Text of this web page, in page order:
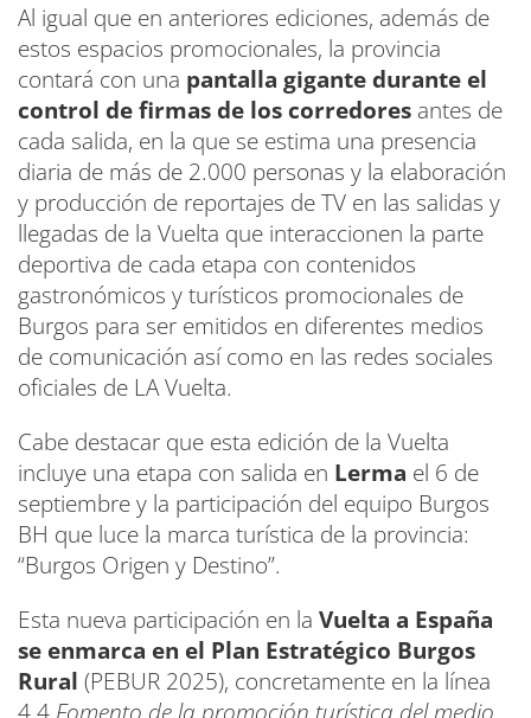
Al igual que en anteriores ediciones, además de
estos espacios promocionales, la provincia
contará con una pantalla gigante durante el
control de firmas de los corredores antes de
cada salida, en la que se estima una presencia
diaria de más de 2.000 personas y la elaboración
y producción de reportajes de TV en las salidas y
llegadas de la Vuelta que interaccionen la parte
deportiva de cada etapa con contenidos
gastronómicos y turísticos promocionales de
Burgos para ser emitidos en diferentes medios
de comunicación así como en las redes sociales
oficiales de LA Vuelta.
Cabe destacar que esta edición de la Vuelta
incluye una etapa con salida en Lerma el 6 de
septiembre y la participación del equipo Burgos
BH que luce la marca turística de la provincia:
“Burgos Origen y Destino”.
Esta nueva participación en la Vuelta a España
se enmarca en el Plan Estratégico Burgos
Rural (PEBUR 2025), concretamente en la línea